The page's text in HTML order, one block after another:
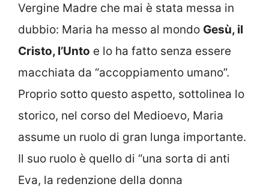
Vergine Madre che mai è stata messa in
dubbio: Maria ha messo al mondo Gesù, il
Cristo, l’Unto e lo ha fatto senza essere
macchiata da “accoppiamento umano”.
Proprio sotto questo aspetto, sottolinea lo
storico, nel corso del Medioevo, Maria
assume un ruolo di gran lunga importante.
Il suo ruolo è quello di “una sorta di anti
Eva, la redenzione della donna